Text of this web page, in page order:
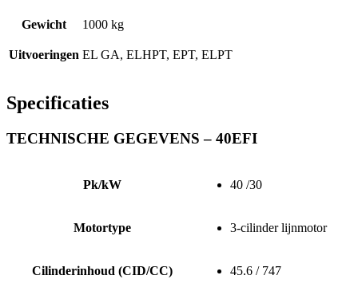
Gewicht 1000 kg
Uitvoeringen EL GA, ELHPT, EPT, ELPT
Specificaties
TECHNISCHE GEGEVENS – 40EFI
Pk/kW 40 /30
Motortype 3-cilinder lijnmotor
Cilinderinhoud (CID/CC) 45.6 / 747